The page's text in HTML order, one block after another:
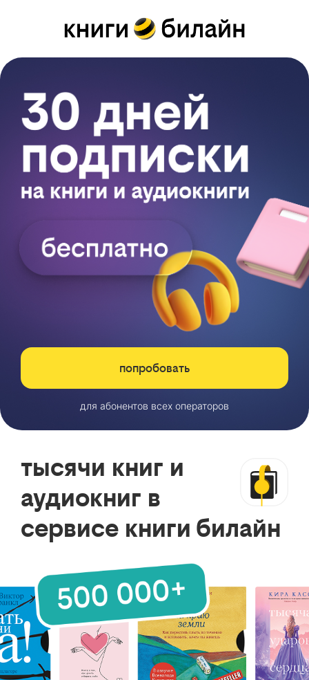
попробовать
для абонентов всех операторов
тысячи книг и
аудиокниг в
сервисе книги билайн